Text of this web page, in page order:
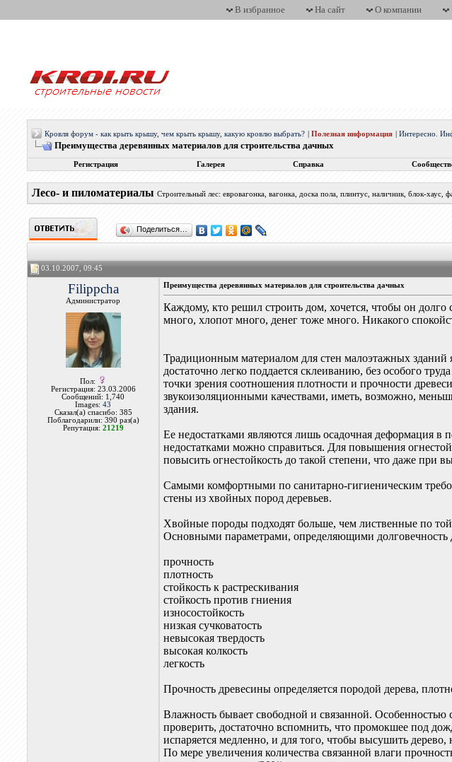
В избранное На сайт О компании
Кровля форум - как крыть крышу, чем крыть крышу, какую кровлю выбрать? |Полезная информация |Интересно.
Преимущества деревянных материалов для строительства дачных
Регистрация Галерея Справка
Лесо- и пиломатериалы Строительный лес: евровагонка, вагонка, доска пола, плинтус, наличник, блок-хаус,
Поделиться…
03.10.2007, 09:45
Filippcha
Администратор
Пол:
Регистрация: 23.03.2006
Сообщений: 1,740
Images:43
Сказал(а) спасибо: 385
Поблагодарили: 390 раз(а)
Репутация: 21219
Преимущества деревянных материалов для строительства дачных
Каждому, кто решил строить дом, хочется, чтобы он
много, хлопот много, денег тоже много. Никакого
Традиционным материалом для стен малоэтажных зданий
достаточно легко поддается склеиванию, без особого
точки зрения соотношения плотности и прочности
звукоизоляционными качествами, иметь, возможно,
здания.
Ее недостатками являются лишь осадочная деформация в
недостатками можно справиться. Для повышения
повысить огнестойкость до такой степени, что даже при
Самыми комфортными по санитарно-гигиеническим
стены из хвойных пород деревьев.
Хвойные породы подходят больше, чем лиственные по
Основными параметрами, определяющими долговечность
прочность
плотность
стойкость к растрескивания
стойкость против гниения
износостойкость
низкая сучковатость
невысокая твердость
высокая колкость
легкость
Прочность древесины определяется породой дерева,
Влажность бывает свободной и связанной. Особенностью
проверить, достаточно вспомнить, что промокшее под
испаряется медленно, и для того, чтобы высушить
По мере увеличения количества связанной влаги